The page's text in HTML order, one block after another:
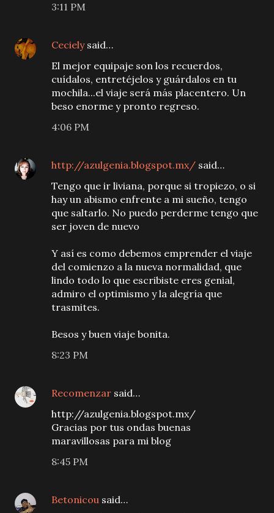
3:11 PM
Cecielysaid…
El mejor equipaje son los recuerdos,
cuídalos, entretéjelos y guárdalos en tu
mochila...el viaje será más placentero. Un
beso enorme y pronto regreso.
4:06 PM
http://azulgenia.blogspot.mx/ said…
Tengo que ir liviana, porque si tropiezo, o si
hay un abismo enfrente a mi sueño, tengo
que saltarlo. No puedo perderme tengo que
ser joven de nuevo
Y así es como debemos emprender el viaje
del comienzo a la nueva normalidad, que
lindo todo lo que escribiste eres genial,
admiro el optimismo y la alegría que
trasmites.
Besos y buen viaje bonita.
8:23 PM
Recomenzar said…
http://azulgenia.blogspot.mx/
Gracias por tus ondas buenas
maravillosas para mi blog
8:45 PM
Betonicou said…